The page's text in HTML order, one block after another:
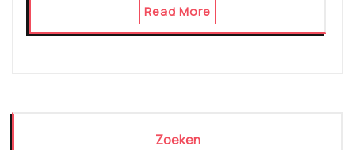
Read More
Zoeken